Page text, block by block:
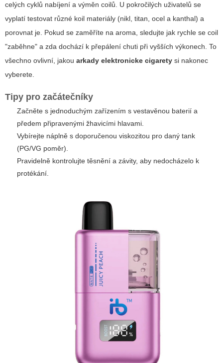
celých cyklů nabíjení a výměn coilů. U pokročilých uživatelů se
vyplatí testovat různé koil materiály (nikl, titan, ocel a kanthal) a
porovnat je. Pokud se zaměříte na aroma, sledujte jak rychle se coil
"zaběhne" a zda dochází k přepálení chuti při vyšších výkonech. To
všechno ovlivní, jakou arkady elektronicke cigarety si nakonec
vyberete.
Tipy pro začátečníky
Začněte s jednoduchým zařízením s vestavěnou baterií a
předem připravenými žhavicími hlavami.
Vybírejte náplně s doporučenou viskozitou pro daný tank
(PG/VG poměr).
Pravidelně kontrolujte těsnění a závity, aby nedocházelo k
protékání.